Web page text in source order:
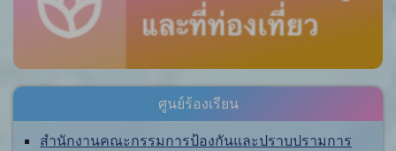
ศูนย์ร้องเรียน
สำนักงานคณะกรรมการป้องกันและปราบปรามการ